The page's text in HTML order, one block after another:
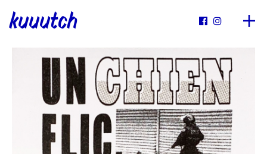
kuuutch  